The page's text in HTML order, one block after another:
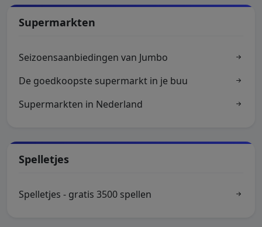
Supermarkten
Seizoensaanbiedingen van Jumbo
De goedkoopste supermarkt in je buu
Supermarkten in Nederland
Spelletjes
Spelletjes - gratis 3500 spellen